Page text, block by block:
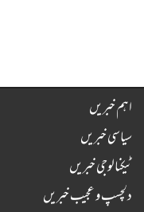
اہم خبریں
سیاسی خبریں
ٹیکنالوجی خبریں
دلچسپ و عجیب خبریں